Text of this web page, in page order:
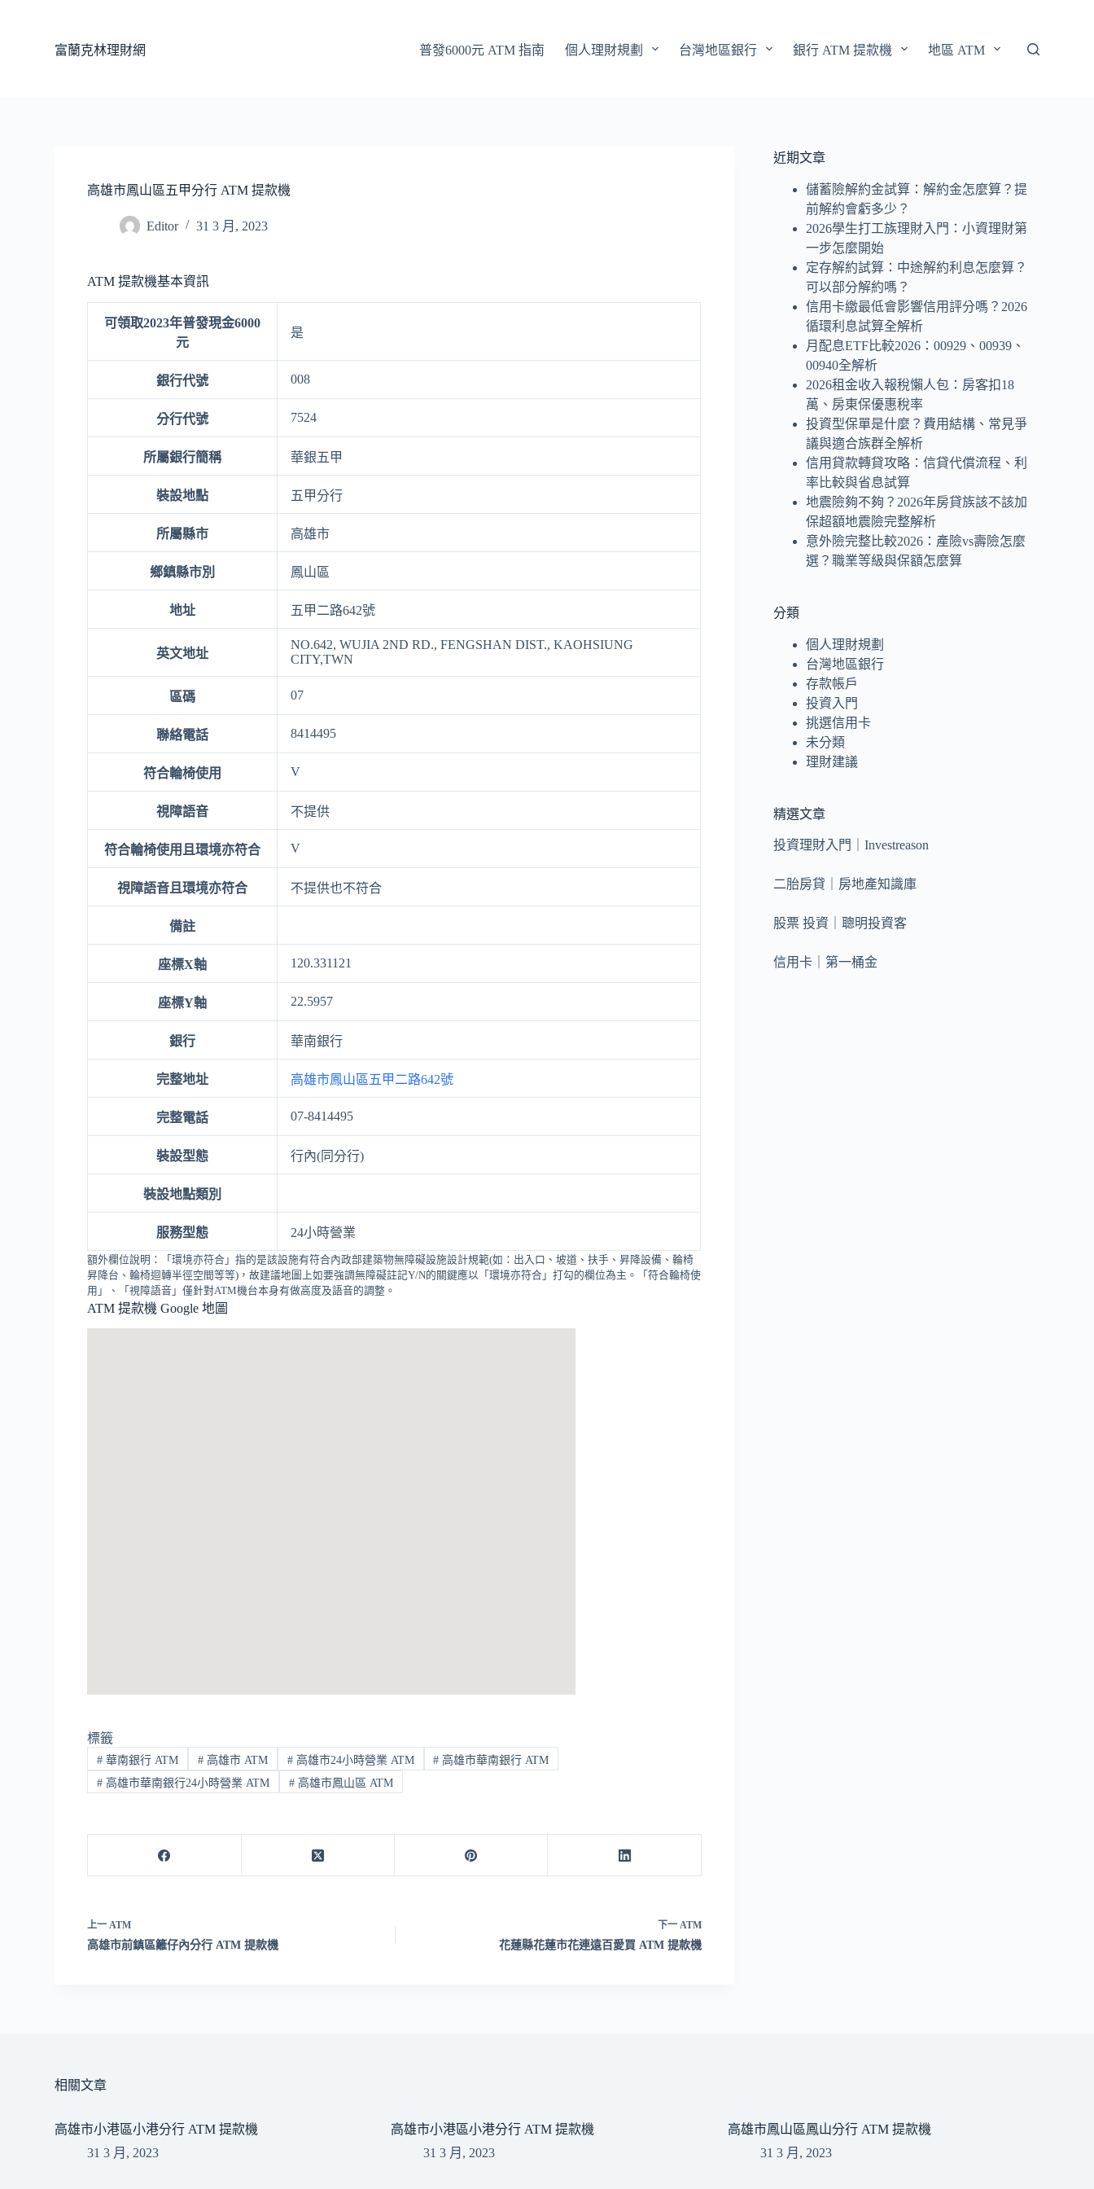
富蘭克林理財網 普發6000元 ATM 指南 個人理財規劃 台灣地區銀行 銀行 ATM 提款機 地區 ATM
高雄市鳳山區五甲分行 ATM 提款機
Editor 31 3 月, 2023
ATM 提款機基本資訊
可領取2023年普發現金6000
元
是
銀行代號 008
分行代號 7524
所屬銀行簡稱 華銀五甲
裝設地點 五甲分行
所屬縣市 高雄市
鄉鎮縣市別 鳳山區
地址 五甲二路642號
英文地址
NO.642, WUJIA 2ND RD., FENGSHAN DIST., KAOHSIUNG
CITY,TWN
區碼 07
聯絡電話 8414495
符合輪椅使用 V
視障語音 不提供
符合輪椅使用且環境亦符合 V
視障語音且環境亦符合 不提供也不符合
備註
座標X軸 120.331121
座標Y軸 22.5957
銀行 華南銀行
完整地址 高雄市鳳山區五甲二路642號
完整電話 07-8414495
裝設型態 行內(同分行)
裝設地點類別
服務型態 24小時營業
額外欄位說明：「環境亦符合」指的是該設施有符合內政部建築物無障礙設施設計規範(如：出入口、坡道、扶手、昇降設備、輪椅
昇降台、輪椅迴轉半徑空間等等)，故建議地圖上如要強調無障礙註記Y/N的關鍵應以「環境亦符合」打勾的欄位為主。「符合輪椅使
用」、「視障語音」僅針對ATM機台本身有做高度及語音的調整。
ATM 提款機 Google 地圖
標籤
# 華南銀行 ATM #高雄市 ATM #高雄市24小時營業 ATM # 高雄市華南銀行 ATM
# 高雄市華南銀行24小時營業 ATM #高雄市鳳山區 ATM
上一ATM
高雄市前鎮區籬仔內分行 ATM 提款機
下一 ATM
花蓮縣花蓮市花連遠百愛買 ATM 提款機
近期文章
儲蓄險解約金試算：解約金怎麼算？提
前解約會虧多少？
2026學生打工族理財入門：小資理財第
一步怎麼開始
定存解約試算：中途解約利息怎麼算？
可以部分解約嗎？
信用卡繳最低會影響信用評分嗎？2026
循環利息試算全解析
月配息ETF比較2026：00929、00939、
00940全解析
2026租金收入報稅懶人包：房客扣18
萬、房東保優惠稅率
投資型保單是什麼？費用結構、常見爭
議與適合族群全解析
信用貸款轉貸攻略：信貸代償流程、利
率比較與省息試算
地震險夠不夠？2026年房貸族該不該加
保超額地震險完整解析
意外險完整比較2026：產險vs壽險怎麼
選？職業等級與保額怎麼算
分類
個人理財規劃
台灣地區銀行
存款帳戶
投資入門
挑選信用卡
未分類
理財建議
精選文章
投資理財入門｜Investreason
二胎房貸｜房地產知識庫
股票 投資｜聰明投資客
信用卡｜第一桶金
相關文章
高雄市小港區小港分行 ATM 提款機
31 3 月, 2023
高雄市小港區小港分行 ATM 提款機
31 3 月, 2023
高雄市鳳山區鳳山分行 ATM 提款機
31 3 月, 2023